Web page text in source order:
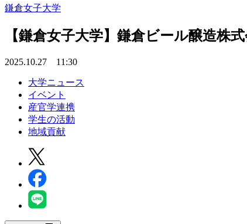
鎌倉女子大学
【鎌倉女子大学】鎌倉ビール醸造株
2025.10.27 11:30
大学ニュース
イベント
産官学連携
学生の活動
地域貢献